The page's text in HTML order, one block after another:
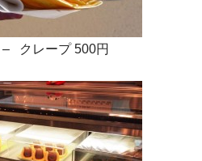
– クレープ 500円